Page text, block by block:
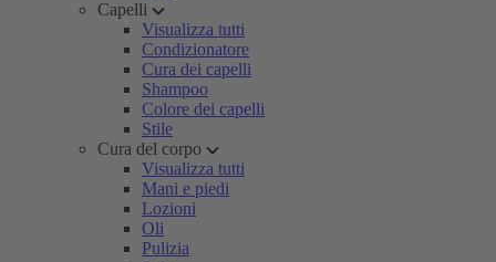
Capelli
Visualizza tutti
Condizionatore
Cura dei capelli
Shampoo
Colore dei capelli
Stile
Cura del corpo
Visualizza tutti
Mani e piedi
Lozioni
Oli
Pulizia